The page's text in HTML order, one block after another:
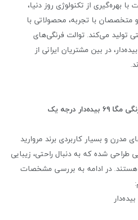
بهره‌گیری از تکنولوژی روز دنیا،
و متخصصان با تجربه، محصولاتی با
تولید می‌کند. توالت فرنگی‌های
در بین مشتریان ایرانی از
درجه یک
مدل‌های مدرن و بسیار کاربردی برند مروارید
طراحی شده که به دنبال راحتی، زیبایی
در ادامه به بررسی مشخصات